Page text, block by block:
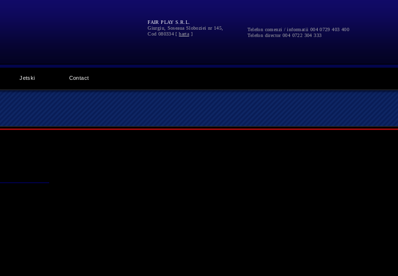
Telefon comenzi / informatii 004 0729 403 400
Telefon director004 0722 304 333
FAIR PLAY S.R.L.
Giurgiu, Soseaua Sloboziei nr 145,
Cod 080334[harta ]
Jetski Contact